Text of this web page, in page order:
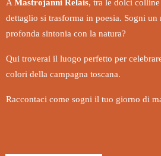
A Mastrojanni Relais, tra le dolci
dettaglio si trasforma in poesia. Sogni
profonda sintonia con la natura?
Qui troverai il luogo perfetto per
colori della campagna toscana.
Raccontaci come sogni il tuo giorno di